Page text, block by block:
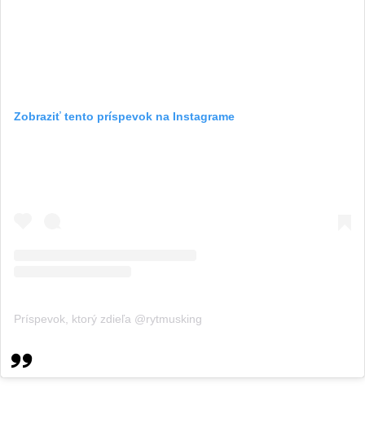
Zobraziť tento príspevok na Instagrame
Príspevok, ktorý zdieľa @rytmusking